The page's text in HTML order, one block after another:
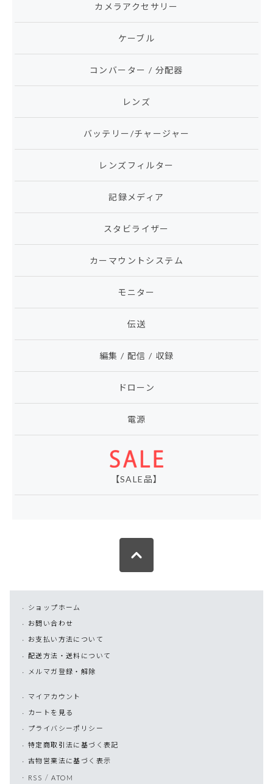
カメラアクセサリー
ケーブル
コンバーター / 分配器
レンズ
バッテリー/チャージャー
レンズフィルター
記録メディア
スタビライザー
カーマウントシステム
モニター
伝送
編集 / 配信 / 収録
ドローン
電源
【SALE品】
ショップホーム
お問い合わせ
お支払い方法について
配送方法・送料について
メルマガ登録・解除
マイアカウント
カートを見る
プライバシーポリシー
特定商取引法に基づく表記
古物営業法に基づく表示
RSS /ATOM